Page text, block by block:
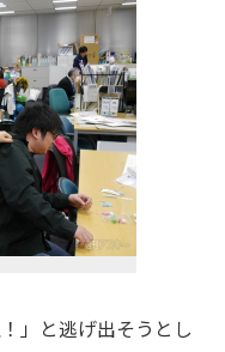
」と逃げ出そうとし